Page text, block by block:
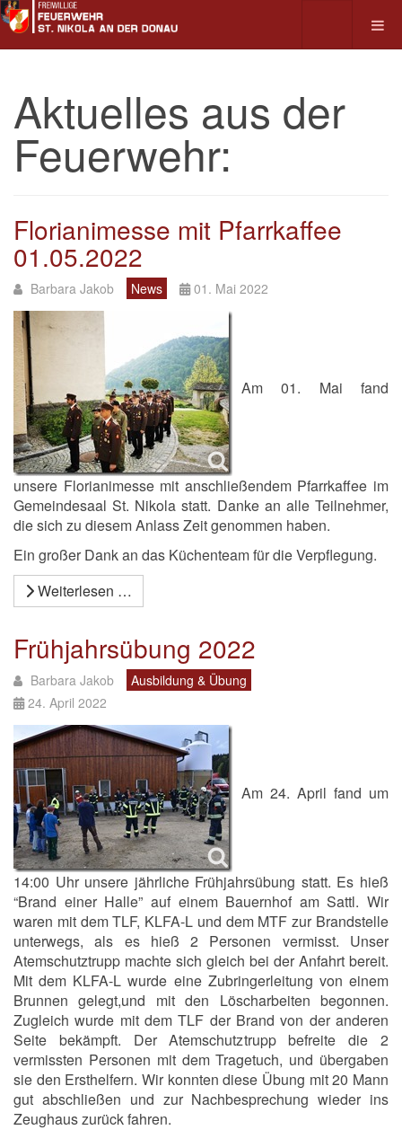
Aktuelles aus der
Feuerwehr:
Florianimesse mit Pfarrkaffee
01.05.2022
Barbara Jakob News 01. Mai 2022
Am 01. Mai fand
unsere Florianimesse mit anschließendem Pfarrkaffee im
Gemeindesaal St. Nikola statt. Danke an alle Teilnehmer,
die sich zu diesem Anlass Zeit genommen haben.
Ein großer Dank an das Küchenteam für die Verpflegung.
Weiterlesen …
Frühjahrsübung 2022
Barbara Jakob
Ausbildung & Übung
24. April 2022
Am 24. April fand um
14:00 Uhr unsere jährliche Frühjahrsübung statt. Es hieß
“Brand einer Halle” auf einem Bauernhof am Sattl. Wir
waren mit dem TLF, KLFA-L und dem MTF zur Brandstelle
unterwegs, als es hieß 2 Personen vermisst. Unser
Atemschutztrupp machte sich gleich bei der Anfahrt bereit.
Mit dem KLFA-L wurde eine Zubringerleitung von einem
Brunnen gelegt,und mit den Löscharbeiten begonnen.
Zugleich wurde mit dem TLF der Brand von der anderen
Seite bekämpft. Der Atemschutztrupp befreite die 2
vermissten Personen mit dem Tragetuch, und übergaben
sie den Ersthelfern. Wir konnten diese Übung mit 20 Mann
gut abschließen und zur Nachbesprechung wieder ins
Zeughaus zurück fahren.